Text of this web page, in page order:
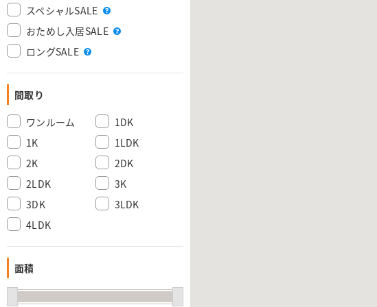
スペシャルSALE
おためし入居SALE
ロングSALE
間取り
ワンルーム
1DK
1K
1LDK
2K
2DK
2LDK
3K
3DK
3LDK
4LDK
面積